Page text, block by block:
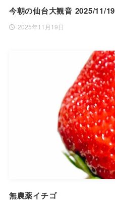
今朝の仙台大観音 2025/11/19
2025年11月19日
無農薬イチゴ